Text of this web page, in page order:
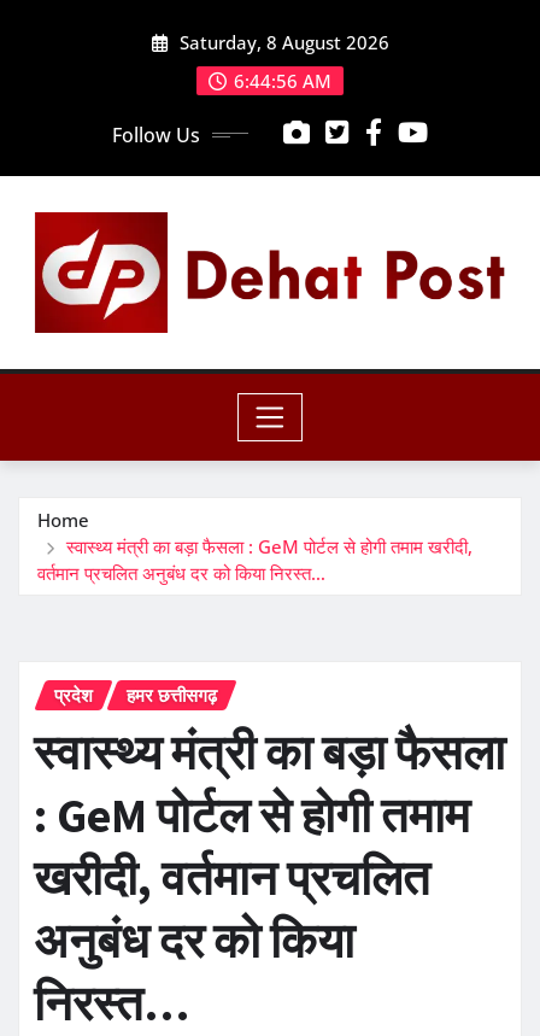
Saturday, 8 August 2026
6:44:58 AM
Follow Us
Home
स्वास्थ्य मंत्री का बड़ा फैसला : GeM पोर्टल से होगी तमाम खरीदी,
वर्तमान प्रचलित अनुबंध दर को किया निरस्त…
प्रदेश हमर छत्तीसगढ़
स्वास्थ्य मंत्री का बड़ा फैसला
: GeM पोर्टल से होगी तमाम
खरीदी, वर्तमान प्रचलित
अनुबंध दर को किया
निरस्त…